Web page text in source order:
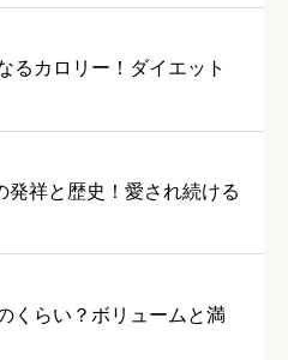
るカロリー！ダイエット
発祥と歴史！愛され続ける
くらい？ボリュームと満